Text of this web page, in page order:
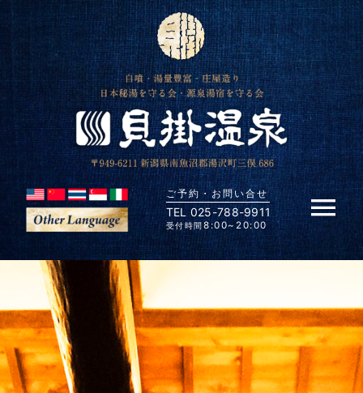
Skip
content
ご予約・お問い合せ
TEL 025-788-9911
受付時間 8:00~20:00
貝掛温泉の歴史
貝掛温泉の湯力